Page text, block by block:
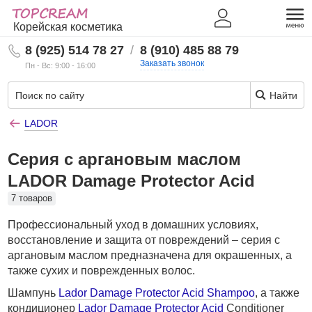
Корейская косметика
8 (925) 514 78 27
Пн - Вс: 9:00 - 16:00
/ 8 (910) 485 88 79
Заказать звонок
Найти
LADOR
Серия с аргановым маслом
LADOR Damage Protector Acid
7 товаров
Профессиональный уход в домашних условиях,
восстановление и защита от повреждений – серия с
аргановым маслом предназначена для окрашенных, а
также сухих и поврежденных волос.
Шампунь Lador Damage Protector Acid Shampoo, а также
кондиционер Lador Damage Protector Acid Conditioner